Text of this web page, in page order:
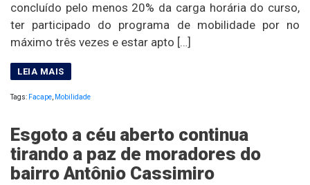
concluído pelo menos 20% da carga horária do curso,
ter participado do programa de mobilidade por no
máximo três vezes e estar apto […]
Tags: Facape, Mobilidade
Esgoto a céu aberto continua
tirando a paz de moradores do
bairro Antônio Cassimiro